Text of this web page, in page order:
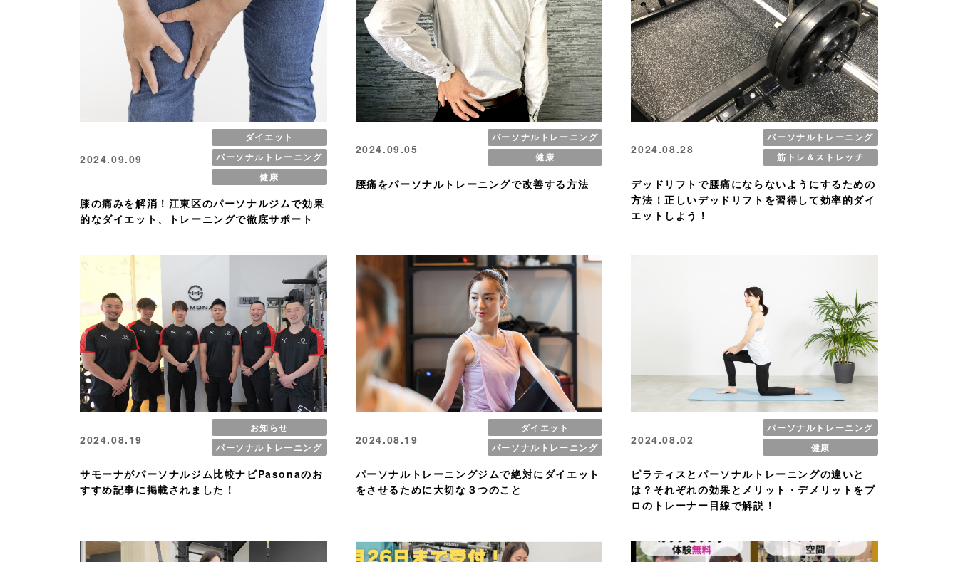
2024.09.09
ダイエット
パーソナルトレーニング
健康
膝の痛みを解消！江東区のパーソナルジムで効果
的なダイエット、トレーニングで徹底サポート
2024.09.05
パーソナルトレーニング
健康
腰痛をパーソナルトレーニングで改善する方法
2024.08.28
パーソナルトレーニング
筋トレ＆ストレッチ
デッドリフトで腰痛にならないようにするための
方法！正しいデッドリフトを習得して効率的ダイ
エットしよう！
2024.08.19
お知らせ
パーソナルトレーニング
サモーナがパーソナルジム比較ナビPasonaのお
すすめ記事に掲載されました！
2024.08.19
ダイエット
パーソナルトレーニング
パーソナルトレーニングジムで絶対にダイエット
をさせるために大切な３つのこと
2024.08.02
パーソナルトレーニング
健康
ピラティスとパーソナルトレーニングの違いと
は？それぞれの効果とメリット・デメリットをプ
ロのトレーナー目線で解説！